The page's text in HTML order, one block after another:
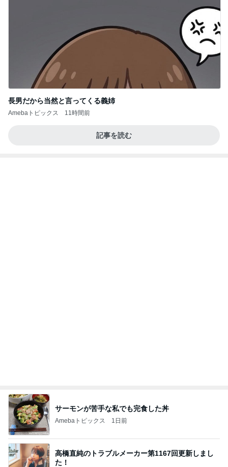
長男だから当然と言ってくる義姉
Amebaトピックス 11時間前
記事を読む
サーモンが苦手な私でも完食した丼
Amebaトピックス 1日前
高橋直純のトラブルメーカー第1167回更新しまし
た！